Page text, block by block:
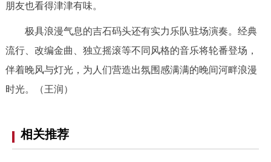
朋友也看得津津有味。
极具浪漫气息的吉石码头还有实力乐队驻场演奏。经典
流行、改编金曲、独立摇滚等不同风格的音乐将轮番登场，
伴着晚风与灯光，为人们营造出氛围感满满的晚间河畔浪漫
时光。（王润）
相关推荐